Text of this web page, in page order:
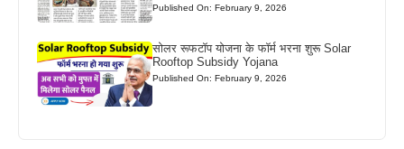
Published On: February 9, 2026
सोलर रूफटॉप योजना के फॉर्म भरना शुरू Solar
Rooftop Subsidy Yojana
Published On: February 9, 2026